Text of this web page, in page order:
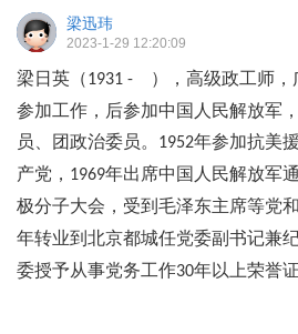
梁迅玮
2023-1-29 12:20:09
梁日英（1931 - ），高级政工师，
参加工作，后参加中国人民解放军
员、团政治委员。 1952年参加抗美援
产党， 1969年出席中国人民解放军
极分子大会，受到毛泽东主席等党
年转业到北京都城任党委副书记兼纪
委授予从事党务工作30年以上荣誉证